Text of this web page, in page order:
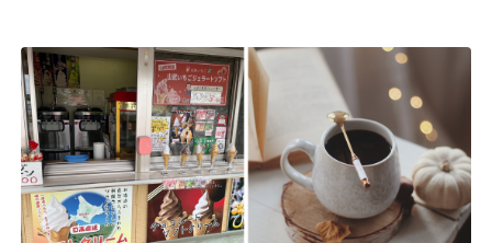
06 浅井病院について
地域連携 お問い合わせ アクセス